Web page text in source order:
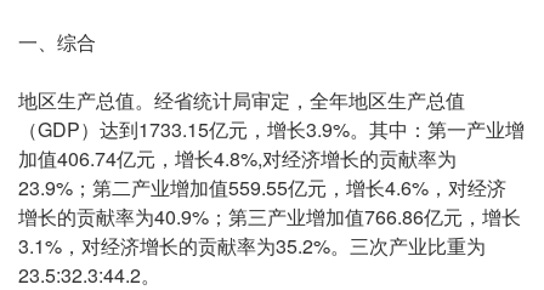
一、综合
地区生产总值。经省统计局审定，全年地区生产总值
（GDP）达到1733.15亿元，增长3.9%。其中：第一产业增
加值406.74亿元，增长4.8%,对经济增长的贡献率为
23.9%；第二产业增加值559.55亿元，增长4.6%，对经济
增长的贡献率为40.9%；第三产业增加值766.86亿元，增长
3.1%，对经济增长的贡献率为35.2%。三次产业比重为
23.5:32.3:44.2。